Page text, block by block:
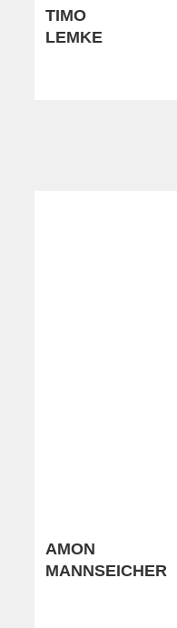
TIMO
LEMKE
AMON
MANNSEICHER